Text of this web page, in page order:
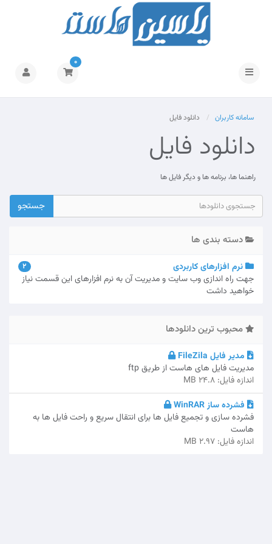
تغییر
ناوبری
0
سامانه کاربران دانلود فایل
دانلود فایل
راهنما ها، برنامه ها و دیگر فایل ها
دسته بندی ها
نرم افزارهای کاربردی 2
جهت راه اندازی وب سایت و مدیریت آن به نرم افزارهای این قسمت نیاز
خواهید داشت
محبوب ترین دانلودها
مدیر فایل FileZila
مدیریت فایل های هاست از طریق ftp
اندازه فایل: 24.8 MB
فشرده ساز WinRAR
فشرده سازی و تجمیع فایل ها برای انتقال سریع و راحت فایل ها به
هاست
اندازه فایل: 2.97 MB